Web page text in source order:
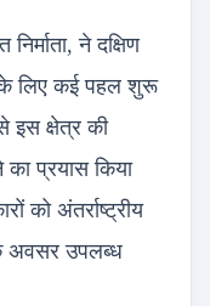
ने दक्षिण
के लिए कई पहल शुरू
इस क्षेत्र की
का प्रयास किया
को अंतर्राष्ट्रीय
अवसर उपलब्ध